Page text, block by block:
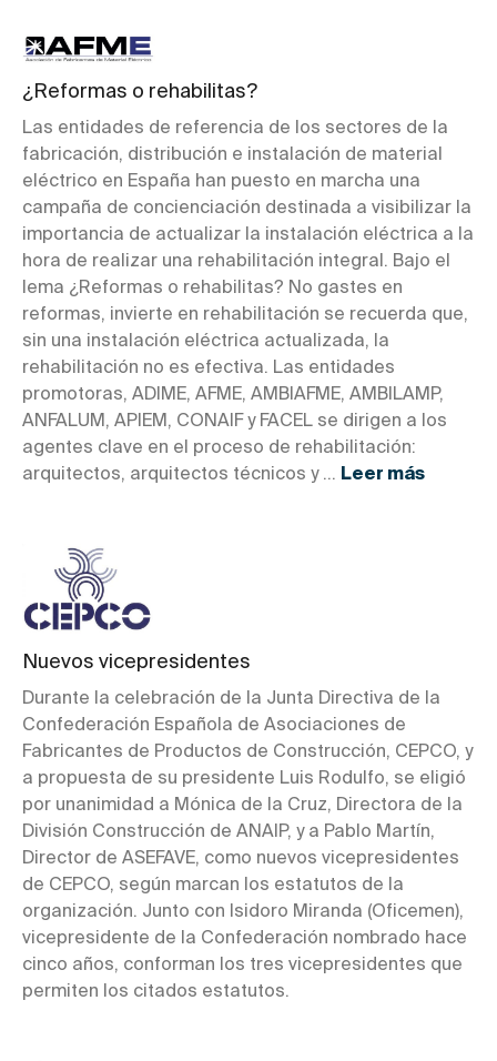
¿Reformas o rehabilitas?
Las entidades de referencia de los sectores de la
fabricación, distribución e instalación de material
eléctrico en España han puesto en marcha una
campaña de concienciación destinada a visibilizar la
importancia de actualizar la instalación eléctrica a la
hora de realizar una rehabilitación integral. Bajo el
lema ¿Reformas o rehabilitas? No gastes en
reformas, invierte en rehabilitación se recuerda que,
sin una instalación eléctrica actualizada, la
rehabilitación no es efectiva. Las entidades
promotoras, ADIME, AFME, AMBIAFME, AMBILAMP,
ANFALUM, APIEM, CONAIF y FACEL se dirigen a los
agentes clave en el proceso de rehabilitación:
arquitectos, arquitectos técnicos y ... Leer más
Nuevos vicepresidentes
Durante la celebración de la Junta Directiva de la
Confederación Española de Asociaciones de
Fabricantes de Productos de Construcción, CEPCO, y
a propuesta de su presidente Luis Rodulfo, se eligió
por unanimidad a Mónica de la Cruz, Directora de la
División Construcción de ANAIP, y a Pablo Martín,
Director de ASEFAVE, como nuevos vicepresidentes
de CEPCO, según marcan los estatutos de la
organización. Junto con Isidoro Miranda (Oficemen),
vicepresidente de la Confederación nombrado hace
cinco años, conforman los tres vicepresidentes que
permiten los citados estatutos.